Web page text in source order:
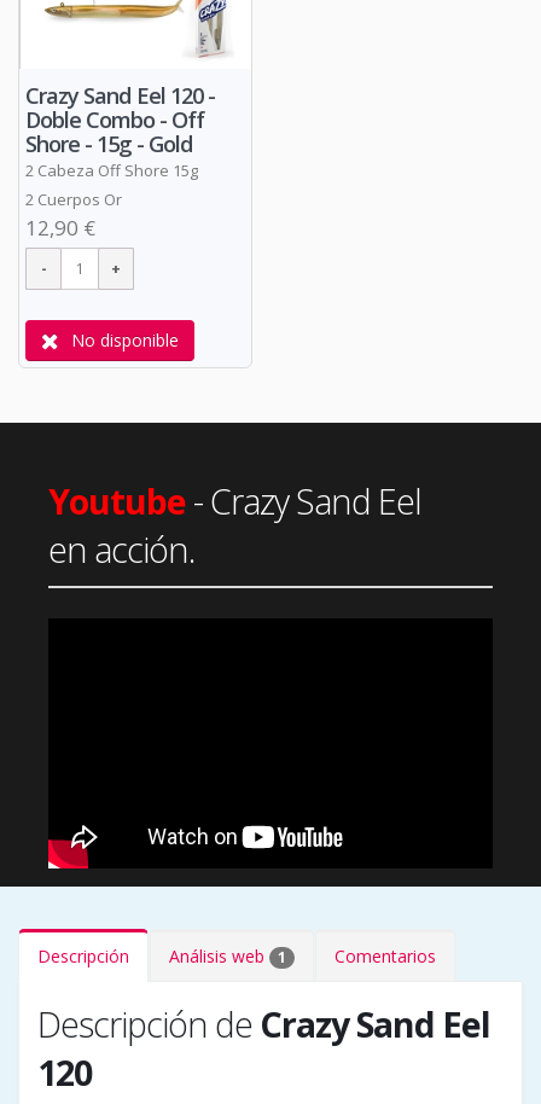
Crazy Sand Eel 120 -
Doble Combo - Off
Shore - 15g - Gold
2 Cabeza Off Shore 15g
2 Cuerpos Or
12,90 €
No disponible
Youtube- Crazy Sand Eel
en acción.
Descripción Análisis web 1 Comentarios
Descripción de Crazy Sand Eel
120